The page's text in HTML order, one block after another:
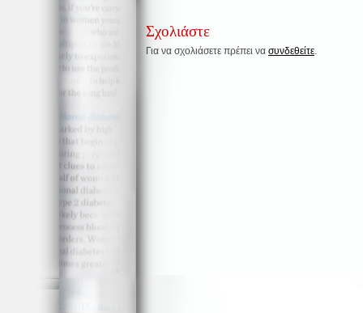
Σχολιάστε
Για να σχολιάσετε πρέπει να συνδεθείτε